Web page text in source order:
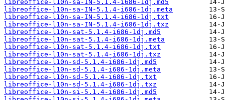
libreoffice-l10n-sa-IN-5.1.4-i686-1dj.md5
libreoffice-l10n-sa-IN-5.1.4-i686-1dj.meta
libreoffice-l10n-sa-IN-5.1.4-i686-1dj.txt
libreoffice-l10n-sa-IN-5.1.4-i686-1dj.txz
libreoffice-l10n-sat-5.1.4-i686-1dj.md5
libreoffice-l10n-sat-5.1.4-i686-1dj.meta
libreoffice-l10n-sat-5.1.4-i686-1dj.txt
libreoffice-l10n-sat-5.1.4-i686-1dj.txz
libreoffice-l10n-sd-5.1.4-i686-1dj.md5
libreoffice-l10n-sd-5.1.4-i686-1dj.meta
libreoffice-l10n-sd-5.1.4-i686-1dj.txt
libreoffice-l10n-sd-5.1.4-i686-1dj.txz
libreoffice-l10n-si-5.1.4-i686-1dj.md5